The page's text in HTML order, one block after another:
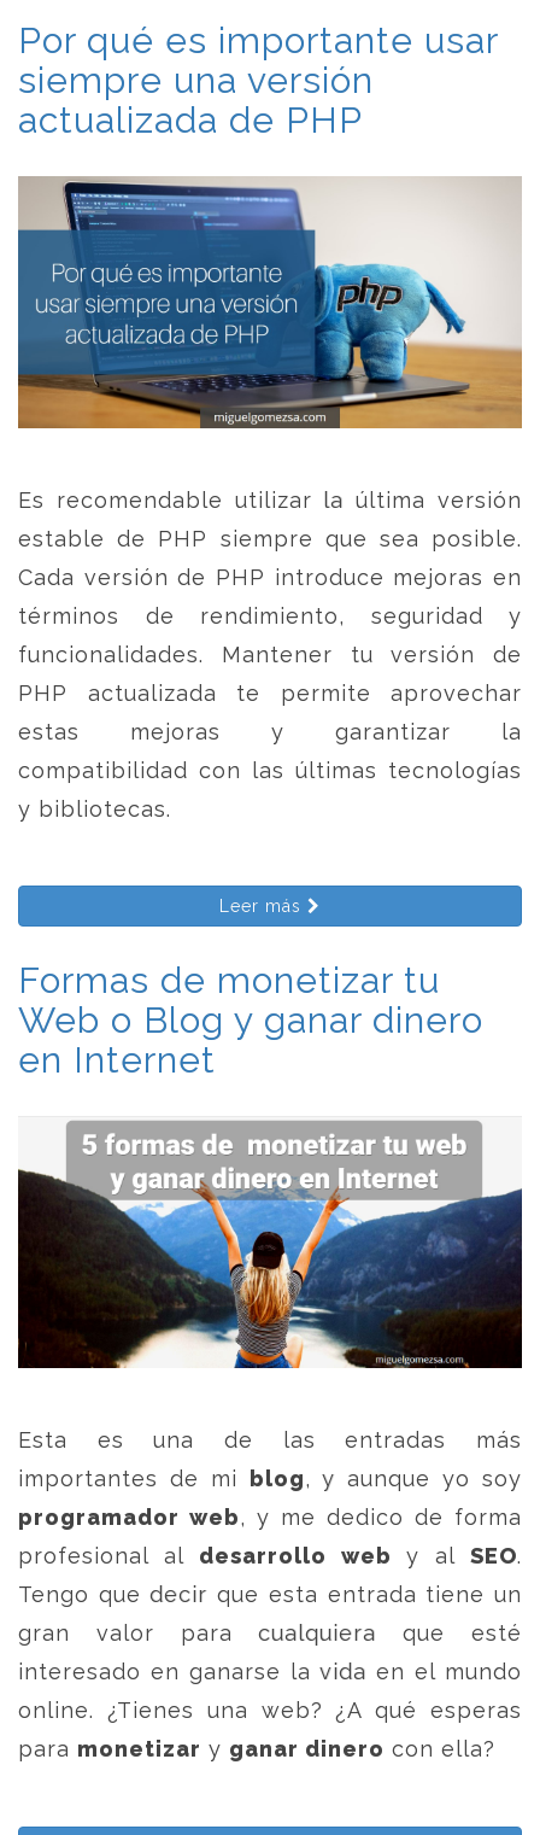
Por qué es importante usar
siempre una versión
actualizada de PHP
Es recomendable utilizar la última versión
estable de PHP siempre que sea posible.
Cada versión de PHP introduce mejoras en
términos de rendimiento, seguridad y
funcionalidades. Mantener tu versión de
PHP actualizada te permite aprovechar
estas mejoras y garantizar la
compatibilidad con las últimas tecnologías
y bibliotecas.
Leer más
Formas de monetizar tu
Web o Blog y ganar dinero
en Internet
Esta es una de las entradas más
importantes de mi
blog, y aunque yo soy
programador web, y me dedico de forma
profesional al desarrollo web y alSEO.
Tengo que decir que esta entrada tiene un
gran valor para cualquiera que esté
interesado en ganarse la vida en el mundo
online. ¿Tienes una web? ¿A qué esperas
para monetizar y ganar dinero con ella?